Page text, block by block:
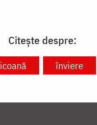
Citește despre:
icoană înviere